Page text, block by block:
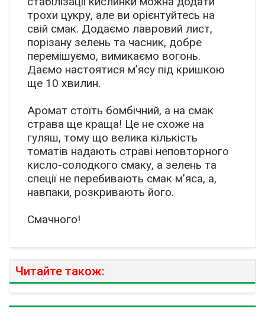
трохи цукру, але ви орієнтуйтесь на
свій смак. Додаємо лавровий лист,
порізану зелень та часник, добре
перемішуємо, вимикаємо вогонь.
Даємо настоятися м’ясу під кришкою
ще 10 хвилин.
Аромат стоїть бомбічний, а на смак
страва ще краща! Це не схоже на
гуляш, тому що велика кількість
томатів надають страві неповторного
кисло-солодкого смаку, а зелень та
спеції не перебивають смак м’яса, а,
навпаки, розкривають його.
Смачного!
Читайте також: